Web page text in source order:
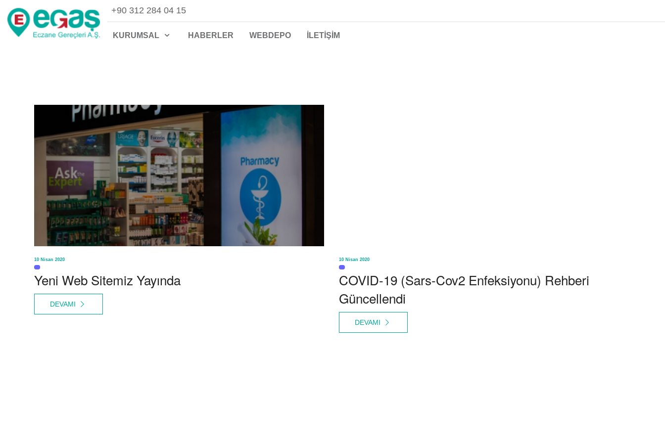
+90 312 284 04 15
KURUMSAL HABERLER WEBDEPO İLETİŞİM
Ana sayfa Haberler
10 Nisan 2020
Yeni Web Sitemiz Yayında
DEVAMI
10 Nisan 2020
COVID-19 (Sars-Cov2 Enfeksiyonu) Rehberi
Güncellendi
DEVAMI